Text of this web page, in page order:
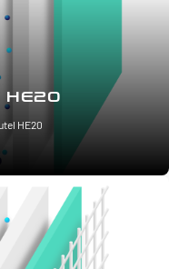
HE20
HE20